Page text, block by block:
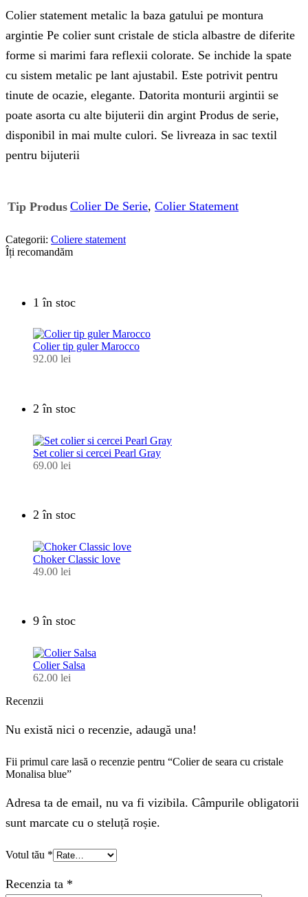
Colier statement metalic la baza gatului pe montura
argintie Pe colier sunt cristale de sticla albastre de diferite
forme si marimi fara reflexii colorate. Se inchide la spate
cu sistem metalic pe lant ajustabil. Este potrivit pentru
tinute de ocazie, elegante. Datorita monturii argintii se
poate asorta cu alte bijuterii din argint Produs de serie,
disponibil in mai multe culori. Se livreaza in sac textil
pentru bijuterii
Tip Produs Colier De Serie, Colier Statement
Categorii: Coliere statement
Îți recomandăm
1 în stoc
Colier tip guler Marocco
92.00 lei
2 în stoc
Set colier si cercei Pearl Gray
69.00 lei
2 în stoc
Choker Classic love
49.00 lei
9 în stoc
Colier Salsa
62.00 lei
Recenzii
Nu există nici o recenzie, adaugă una!
Fii primul care lasă o recenzie pentru “Colier de seara cu cristale
Monalisa blue”
Adresa ta de email, nu va fi vizibila. Câmpurile obligatorii
sunt marcate cu o steluță roșie.
Votul tău *
Recenzia ta *